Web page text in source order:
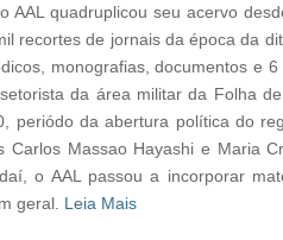
AAL quadruplicou seu acervo
recortes de jornais da época da
monografias, documentos e
da área militar da Folha
periódo da abertura política do
Carlos Massao Hayashi e Maria
o AAL passou a incorporar
geral. Leia Mais